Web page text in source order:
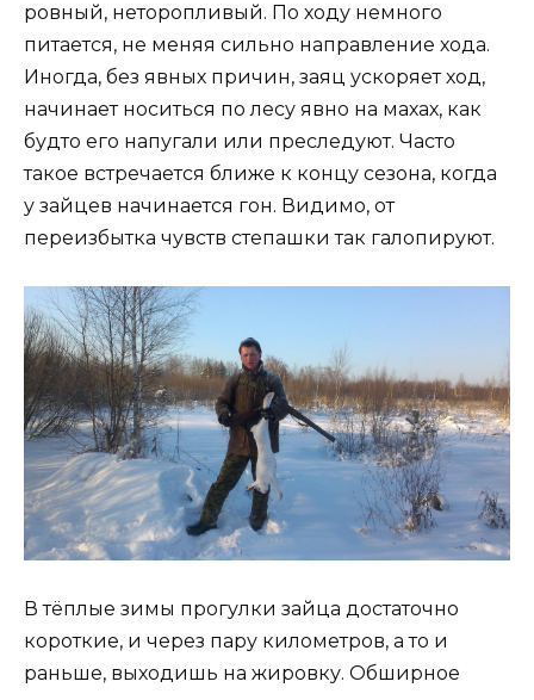
ровный, неторопливый. По ходу немного
питается, не меняя сильно направление хода.
Иногда, без явных причин, заяц ускоряет ход,
начинает носиться по лесу явно на махах, как
будто его напугали или преследуют. Часто
такое встречается ближе к концу сезона, когда
у зайцев начинается гон. Видимо, от
переизбытка чувств степашки так галопируют.
В тёплые зимы прогулки зайца достаточно
короткие, и через пару километров, а то и
раньше, выходишь на жировку. Обширное